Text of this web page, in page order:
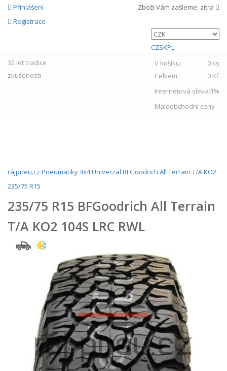
Přihlášení
Registrace
Zboží Vám zašleme: zítra
CZSKPL
32 lettradice
zkušenosti
V košíku:
0 ks
Celkem:
0 Kč
Internetová sleva:1%
Maloobchodní ceny
rájpneu.cz Pneumatiky4x4Univerzal BFGoodrich All Terrain T/A KO2
235/75 R15
235/75 R15 BFGoodrich All Terrain
T/A KO2 104S LRC RWL